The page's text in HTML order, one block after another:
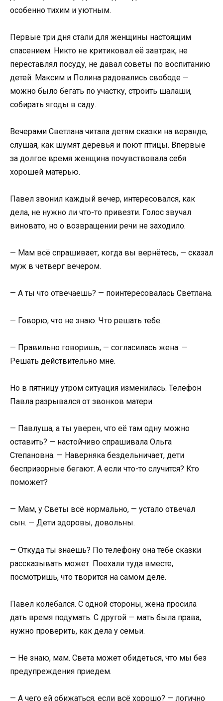
особенно тихим и уютным.
Первые три дня стали для женщины настоящим
спасением. Никто не критиковал её завтрак, не
переставлял посуду, не давал советы по воспитанию
детей. Максим и Полина радовались свободе —
можно было бегать по участку, строить шалаши,
собирать ягоды в саду.
Вечерами Светлана читала детям сказки на веранде,
слушая, как шумят деревья и поют птицы. Впервые
за долгое время женщина почувствовала себя
хорошей матерью.
Павел звонил каждый вечер, интересовался, как
дела, не нужно ли что-то привезти. Голос звучал
виновато, но о возвращении речи не заходило.
— Мам всё спрашивает, когда вы вернётесь, — сказал
муж в четверг вечером.
— А ты что отвечаешь? — поинтересовалась Светлана.
— Говорю, что не знаю. Что решать тебе.
— Правильно говоришь, — согласилась жена. —
Решать действительно мне.
Но в пятницу утром ситуация изменилась. Телефон
Павла разрывался от звонков матери.
— Павлуша, а ты уверен, что её там одну можно
оставить? — настойчиво спрашивала Ольга
Степановна. — Наверняка бездельничает, дети
беспризорные бегают. А если что-то случится? Кто
поможет?
— Мам, у Светы всё нормально, — устало отвечал
сын. — Дети здоровы, довольны.
— Откуда ты знаешь? По телефону она тебе сказки
рассказывать может. Поехали туда вместе,
посмотришь, что творится на самом деле.
Павел колебался. С одной стороны, жена просила
дать время подумать. С другой — мать была права,
нужно проверить, как дела у семьи.
— Не знаю, мам. Света может обидеться, что мы без
предупреждения приедем.
— А чего ей обижаться, если всё хорошо? — логично